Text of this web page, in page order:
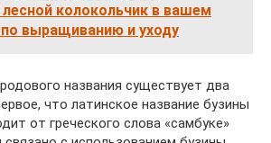
колокольчик в вашем
выращиванию и уходу
названия существует два
что латинское название бузины
от греческого слова «самбуке»